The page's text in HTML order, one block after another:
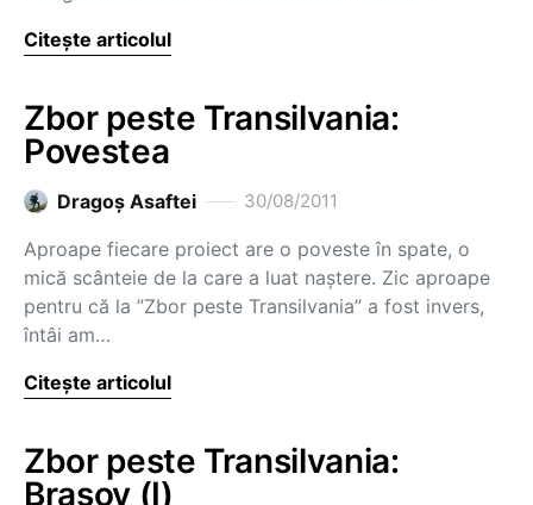
Citește articolul
Zbor peste Transilvania:
Povestea
Dragoş Asaftei 30/08/2011
Aproape fiecare proiect are o poveste în spate, o
mică scânteie de la care a luat naștere. Zic aproape
pentru că la ”Zbor peste Transilvania” a fost invers,
întâi am…
Citește articolul
Zbor peste Transilvania:
Brașov (I)